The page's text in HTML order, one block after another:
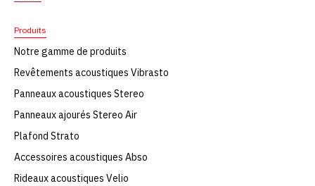
Produits
Notre gamme de produits
Revêtements acoustiques Vibrasto
Panneaux acoustiques Stereo
Panneaux ajourés Stereo Air
Plafond Strato
Accessoires acoustiques Abso
Rideaux acoustiques Velio